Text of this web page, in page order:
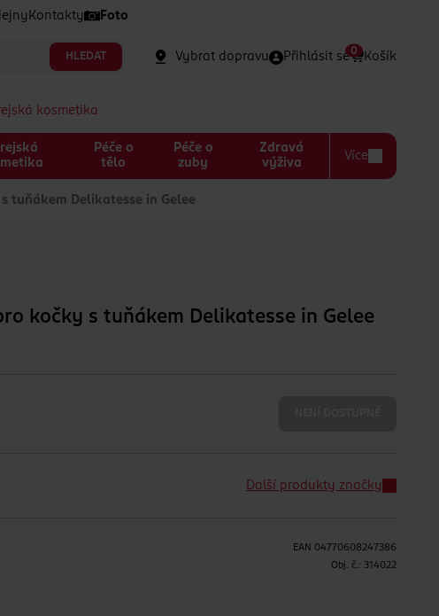
Kontakty Foto
HLEDAT Vybrat dopravu Přihlásit se Košík
0
kosmetika
Péče o
tělo
Péče o
zuby
Zdravá
výživa
Více
tuňákem Delikatesse in Gelee
kočky s tuňákem Delikatesse in Gelee
Další produkty značky
EAN 04770608247386
Obj. č.: 314022